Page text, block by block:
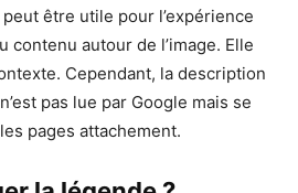
peut être utile pour l’expérience
contenu autour de l’image. Elle
Cependant, la description
pas lue par Google mais se
pages attachement.